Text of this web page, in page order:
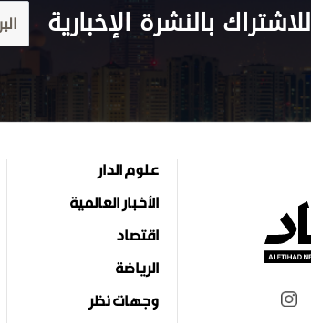
للاشتراك بالنشرة الإخبارية
علوم الدار
الأخبار العالمية
اقتصاد
الرياضة
وجهات نظر